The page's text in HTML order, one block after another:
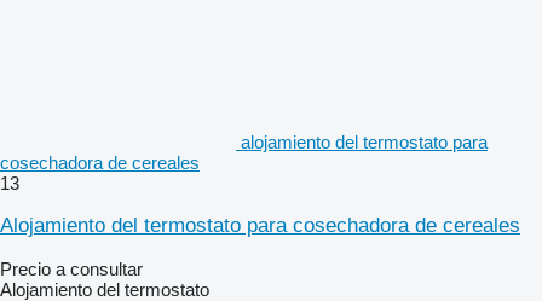
alojamiento del termostato para
cosechadora de cereales
13
Alojamiento del termostato para cosechadora de cereales
Precio a consultar
Alojamiento del termostato